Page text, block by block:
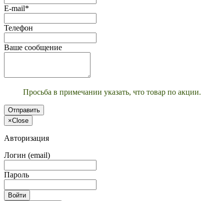
E-mail*
Телефон
Ваше сообщение
Просьба в примечании указать, что товар по акции.
Отправить
×Close
Авторизация
Логин (email)
Пароль
Войти